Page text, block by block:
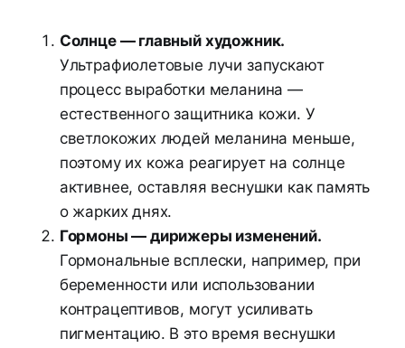
Солнце — главный художник.
Ультрафиолетовые лучи запускают
процесс выработки меланина —
естественного защитника кожи. У
светлокожих людей меланина меньше,
поэтому их кожа реагирует на солнце
активнее, оставляя веснушки как память
о жарких днях.
Гормоны — дирижеры изменений.
Гормональные всплески, например, при
беременности или использовании
контрацептивов, могут усиливать
пигментацию. В это время веснушки